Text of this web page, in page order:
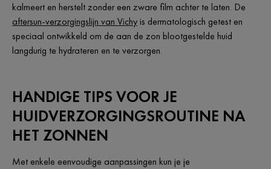
kalmeert en herstelt zonder een zware film achter te laten. De
aftersun-verzorgingslijn van Vichyis dermatologisch getest en
speciaal ontwikkeld om de aan de zon blootgestelde huid
langdurig te hydrateren en te verzorgen.
HANDIGE TIPS VOOR JE
HUIDVERZORGINGSROUTINE NA
HET ZONNEN
Met enkele eenvoudige aanpassingen kun je je